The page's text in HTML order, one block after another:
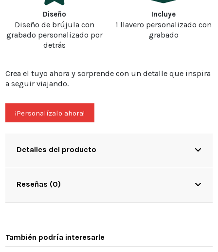
Diseño
Diseño de brújula con
grabado personalizado por
detrás
Incluye
1 llavero personalizado con
grabado
Crea el tuyo ahora y sorprende con un detalle que inspira
a seguir viajando.
¡Personalízalo ahora!
Detalles del producto
Reseñas (0)
También podría interesarle